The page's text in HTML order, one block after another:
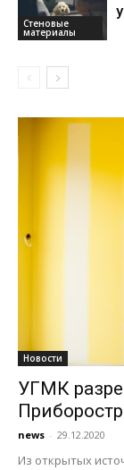
Стеновые
материалы
Новости
УГМК
news - 29.12.2020
Из открытых